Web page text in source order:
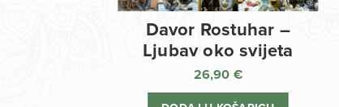
Davor Rostuhar –
Ljubav oko svijeta
26,90 €